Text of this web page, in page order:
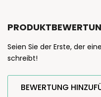
Seien Sie der Erste, der
schreibt!
BEWERTUNG